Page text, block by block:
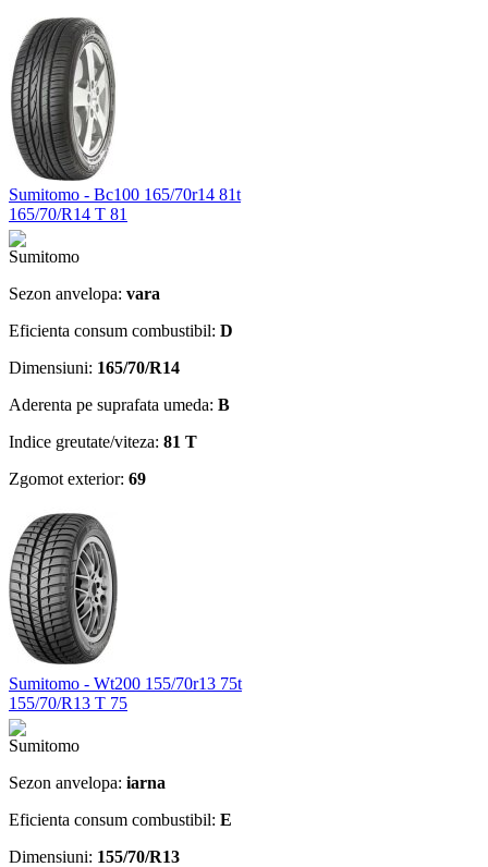
Sumitomo - Bc100 165/70r14 81t
165/70/R14 T 81
Sezon anvelopa: vara
Eficienta consum combustibil: D
Dimensiuni: 165/70/R14
Aderenta pe suprafata umeda: B
Indice greutate/viteza: 81 T
Zgomot exterior: 69
Sumitomo - Wt200 155/70r13 75t
155/70/R13 T 75
Sezon anvelopa: iarna
Eficienta consum combustibil: E
Dimensiuni: 155/70/R13